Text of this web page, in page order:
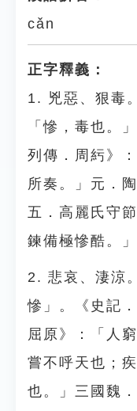
cǎn
正字釋義：
1. 兇惡、狠毒
「慘，毒也。
列傳．周䊸》
所奏。」元．
五．高麗氏守
鍊備極慘酷。」
2. 悲哀、淒涼
慘」。《史記
屈原》：「人
嘗不呼天也；
也。」三國魏